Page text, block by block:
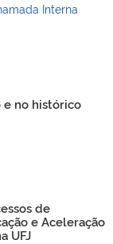
Interna
e no histórico
de
e Aceleração
UFJ